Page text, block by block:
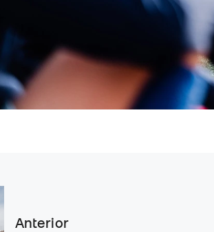
Anterior